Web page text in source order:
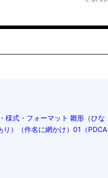
様式・フォーマット 雛形（ひな
）（件名に網かけ）01（PDCA